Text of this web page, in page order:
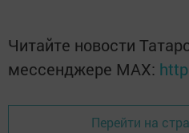
Читайте новости
мессенджере MАХ:
Перейти на